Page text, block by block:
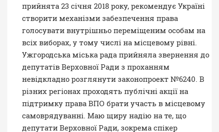
прийнята 23 січня 2018 року, рекомендує Україні
створити механізми забезпечення права
голосувати внутрішньо переміщеним особам на
всіх виборах, у тому числі на місцевому рівні.
Ужгородська міська рада прийняла звернення до
депутатів Верховної Ради з проханням
невідкладно розглянути законопроект №6240. В
різних регіонах проходять публічні акції на
підтримку права ВПО брати участь в місцевому
самоврядуванні. Маю щиру надію на те, що
депутати Верховної Ради, зокрема спікер